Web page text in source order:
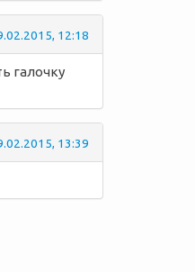
12:18
галочку
13:39